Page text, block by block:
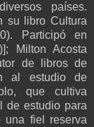
países.
su libro Cultura
Participó en
Milton Acosta
de libros de
al estudio de
que cultiva
de estudio para
una fiel reserva